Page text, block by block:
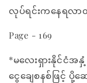
လုပ်ရင်းကနေရလာတ
Page - 169
*မလေးရှားနိုင်ငံအ
ငွေချေစနစ်ဖြင့် ပို့